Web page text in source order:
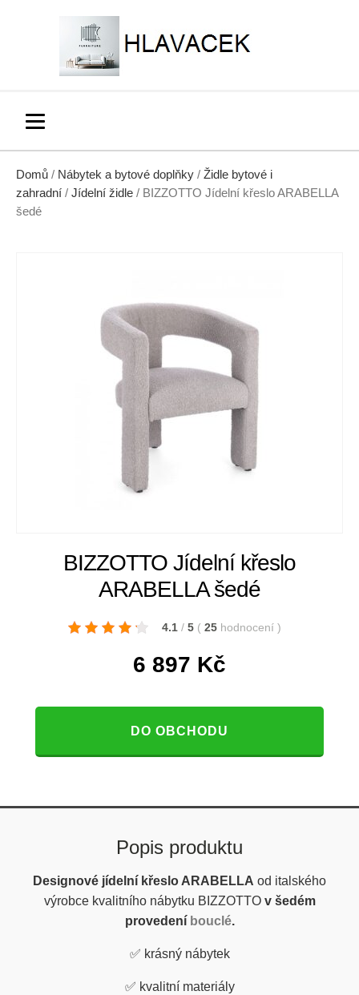
Domů / Nábytek a bytové doplňky / Židle bytové i
zahradní / Jídelní židle / BIZZOTTO Jídelní křeslo ARABELLA
šedé
BIZZOTTO Jídelní křeslo
ARABELLA šedé
4.1 / 5 ( 25 hodnocení )
6 897 Kč
DO OBCHODU
Popis produktu
Designové jídelní křeslo ARABELLA od italského
výrobce kvalitního nábytku BIZZOTTO v šedém
provedení bouclé.
✅ krásný nábytek
✅ kvalitní materiály